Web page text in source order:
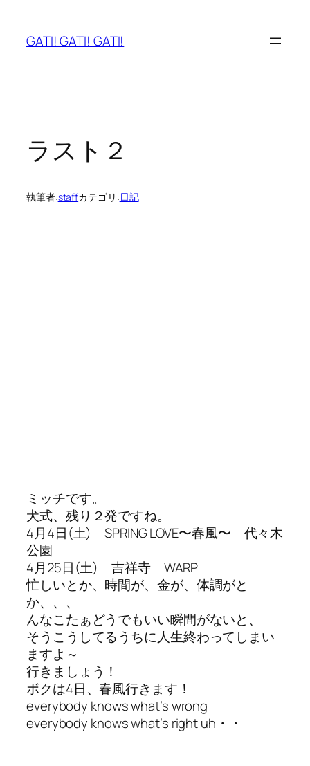
GATI! GATI! GATI!
ラスト２
執筆者:staffカテゴリ:日記
ミッチです。
犬式、残り２発ですね。
4月4日(土) SPRING LOVE〜春風〜 代々木
公園
4月25日(土) 吉祥寺 WARP
忙しいとか、時間が、金が、体調がと
か、、、
んなこたぁどうでもいい瞬間がないと、
そうこうしてるうちに人生終わってしまい
ますよ～
行きましょう！
ボクは4日、春風行きます！
everybody knows what’s wrong
everybody knows what’s right uh・・